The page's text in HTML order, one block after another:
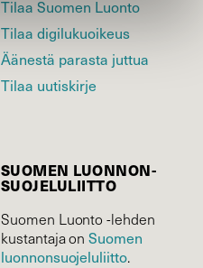
Tilaa Suomen Luonto
Tilaa digilukuoikeus
Äänestä parasta juttua
Tilaa uutiskirje
SUOMEN LUONNON­
SUOJELU­LIITTO
Suomen Luonto -lehden
kustantaja onSuomen
luonnonsuojelu­liitto.